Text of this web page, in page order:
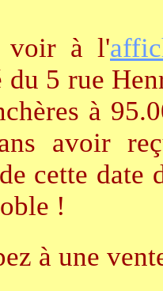
voir à l'
du 5 rue
à
avoir
cette date
!
à une